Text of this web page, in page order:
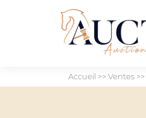
Accueil >>Ventes>>